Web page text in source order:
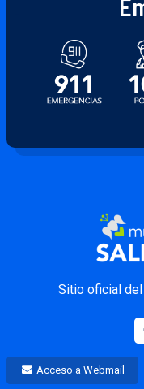
Sitio oficial
Acceso a Webmail